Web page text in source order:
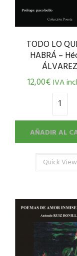
TODO LO
HABRÁ –
ÁLVAREZ
12,00€IVA
AÑADIR AL
Quick View